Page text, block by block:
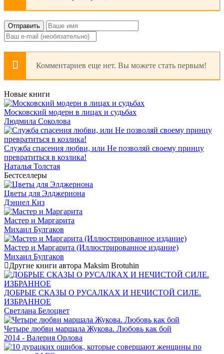
Отправить
Комментариев еще нет. Вы можете стать первым!
Новые книги
Московский модерн в лицах и судьбах
Людмила Соколова
Служба спасения любви, или Не позволяй своему принцу
превратиться в козлика!
Наталья Толстая
Бестселлеры
Цветы для Элджернона
Дэниел Киз
Мастер и Маргарита
Михаил Булгаков
Мастер и Маргарита (Иллюстрированное издание)
Михаил Булгаков
Другие книги автора Maksim Brotuhin
ДОБРЫЕ СКАЗЫ О РУСАЛКАХ И НЕЧИСТОЙ СИЛЕ.
ИЗБРАННОЕ
Светлана Белоцвет
Четыре любви маршала Жукова. Любовь как бой
2014 - Валерия Орлова